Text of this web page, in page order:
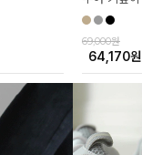
69,000원
64,170원